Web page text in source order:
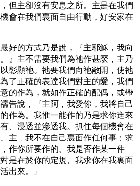
但主卻沒有安息之所。主是在我們
會在我們裏面自由行動，好安家在
好的方式乃是說，『主耶穌，我向
』主不需要我們為祂作甚麼，主乃
彰顯祂。祂要我們向祂敞開，使祂
了正確的表達我們對主的愛，我們
的作為，就如作正確的配偶，或帶
告說，『主阿，我愛你，我將自己
作為。我惟一能作的乃是求你進來
、浸透並滲透我。抓住每個機會在
主，我不在自己裏面作任何事；求
作你所要作的。我是否作某一件
是在於你的定規。我求你在我裏面
出來。』